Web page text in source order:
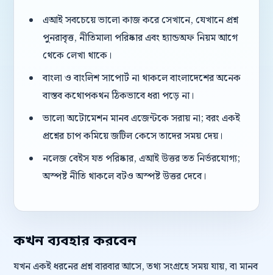
এআই সবচেয়ে ভালো কাজ করে সেখানে, যেখানে প্রশ্ন
পুনরাবৃত্ত, নীতিমালা পরিষ্কার এবং হ্যান্ডঅফ নিয়ম আগে
থেকে লেখা থাকে।
বাংলা ও বাংলিশ সাপোর্ট না থাকলে বাংলাদেশের অনেক
বাস্তব কথোপকথন ঠিকভাবে ধরা পড়ে না।
ভালো অটোমেশন মানব এজেন্টকে সরায় না; বরং একই
প্রশ্নের চাপ কমিয়ে জটিল কেসে তাদের সময় দেয়।
নলেজ বেইস যত পরিষ্কার, এআই উত্তর তত নির্ভরযোগ্য;
অস্পষ্ট নীতি থাকলে বটও অস্পষ্ট উত্তর দেবে।
কখন ব্যবহার করবেন
যখন একই ধরনের প্রশ্ন বারবার আসে, তথ্য সংগ্রহে সময় যায়, বা মানব